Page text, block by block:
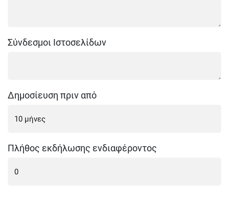
Σύνδεσμοι Ιστοσελίδων
Δημοσίευση πριν από
Πλήθος εκδήλωσης ενδιαφέροντος